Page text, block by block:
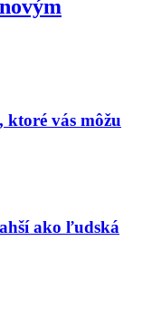
ktoré vás môžu
ako ľudská